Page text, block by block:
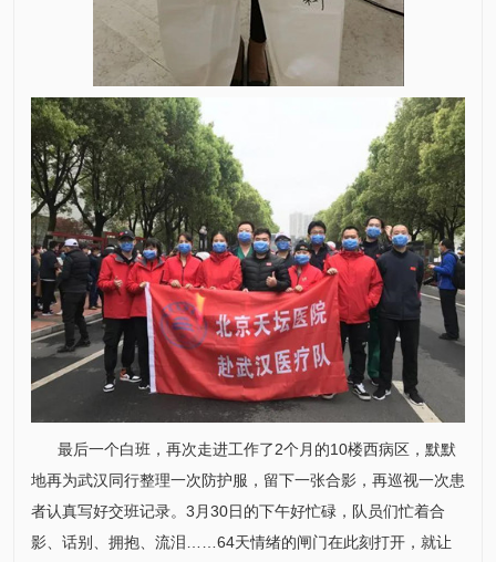
最后一个白班，再次走进工作了2个月的10楼西病区，默默
地再为武汉同行整理一次防护服，留下一张合影，再巡视一次患
者认真写好交班记录。3月30日的下午好忙碌，队员们忙着合
影、话别、拥抱、流泪……64天情绪的闸门在此刻打开，就让